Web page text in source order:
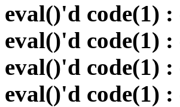
eval()'d code(1)
eval()'d code(1)
eval()'d code(1)
eval()'d code(1)